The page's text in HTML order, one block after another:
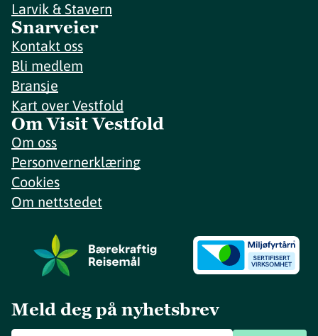
Larvik & Stavern
Snarveier
Kontakt oss
Bli medlem
Bransje
Kart over Vestfold
Om Visit Vestfold
Om oss
Personvernerklæring
Cookies
Om nettstedet
Meld deg på nyhetsbrev